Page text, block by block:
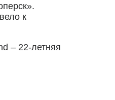
к
– 22-летняя